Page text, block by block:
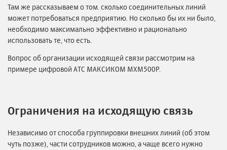
Там же рассказываем о том. сколько соединительных линий
может потребоваться предприятию. Но сколько бы их ни было,
необходимо максимально эффективно и рационально
использовать те, что есть.
Вопрос об организации исходящей связи рассмотрим на
примере цифровой АТС МАКСИКОМ MXM500P.
Ограничения на исходящую связь
Независимо от способа группировки внешних линий (об этом
чуть позже), части сотрудников можно, а чаще всего нужно